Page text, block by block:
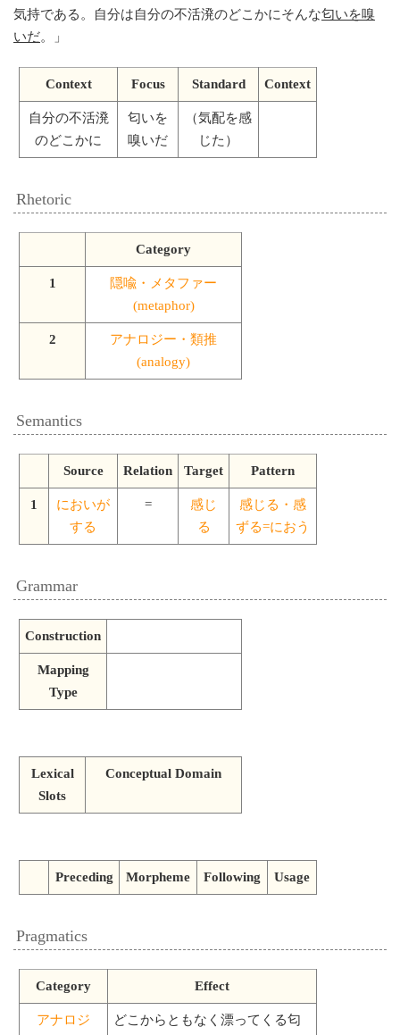
気持である。自分は自分の不活溌のどこかにそんな匂いを嗅
いだ。 」
Context Focus Standard Context
自分の不活溌
のどこかに
匂いを
嗅いだ
（気配を感
じた）
Rhetoric
Category
1
隠喩・メタファー
(metaphor)
2
アナロジー・類推
(analogy)
Semantics
Source Relation Target Pattern
1
においが
する
=
感じ
る
感じる・感
ずる=におう
Grammar
Construction
Mapping
Type
Lexical
Slots
Conceptual Domain
Preceding Morpheme Following Usage
Pragmatics
Category Effect
アナロジ
どこからともなく漂ってくる匂